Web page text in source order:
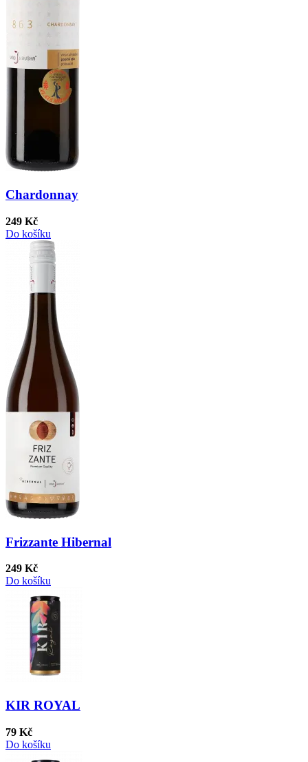
Chardonnay
249 Kč
Do košíku
Frizzante Hibernal
249 Kč
Do košíku
KIR ROYAL
79 Kč
Do košíku